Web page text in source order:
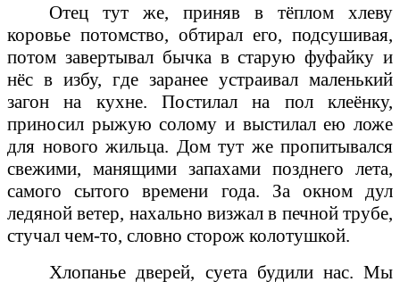
Отец тут же, приняв в тёплом хлеву
коровье потомство, обтирал его, подсушивая,
потом завертывал бычка в старую фуфайку и
нёс в избу, где заранее устраивал маленький
загон на кухне. Постилал на пол клеёнку,
приносил рыжую солому и выстилал ею ложе
для нового жильца. Дом тут же пропитывался
свежими, манящими запахами позднего лета,
самого сытого времени года. За окном дул
ледяной ветер, нахально визжал в печной трубе,
стучал чем-то, словно сторож колотушкой.
Хлопанье дверей, суета будили нас. Мы